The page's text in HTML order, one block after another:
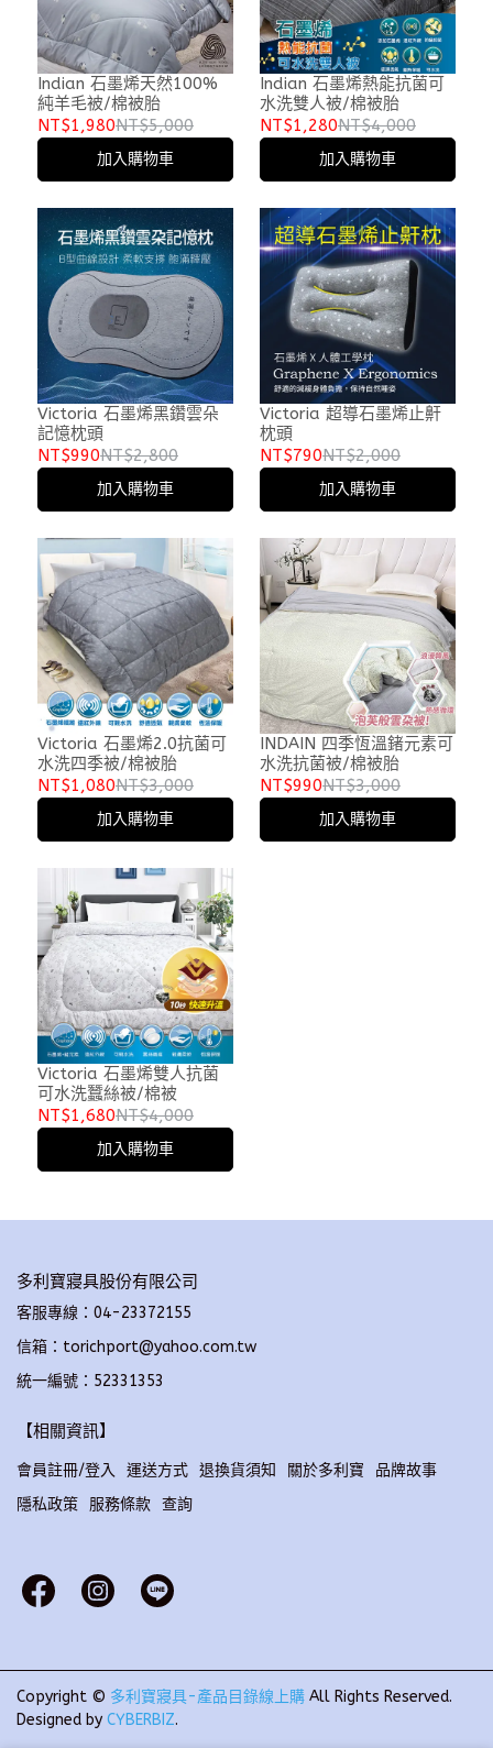
Indian 石墨烯天然100%
純羊毛被/棉被胎
NT$1,980NT$5,000
加入購物車
Indian 石墨烯熱能抗菌可
水洗雙人被/棉被胎
NT$1,280NT$4,000
加入購物車
Victoria 石墨烯黑鑽雲朵
記憶枕頭
NT$990NT$2,800
加入購物車
Victoria 超導石墨烯止鼾
枕頭
NT$790NT$2,000
加入購物車
Victoria 石墨烯2.0抗菌可
水洗四季被/棉被胎
NT$1,080NT$3,000
加入購物車
INDAIN 四季恆溫鍺元素可
水洗抗菌被/棉被胎
NT$990NT$3,000
加入購物車
Victoria 石墨烯雙人抗菌
可水洗蠶絲被/棉被
NT$1,680NT$4,000
加入購物車
多利寶寢具股份有限公司
客服專線：04-23372155
信箱：torichport@yahoo.com.tw
統一編號：52331353
【相關資訊】
會員註冊/登入 運送方式 退換貨須知 關於多利寶
品牌故事
隱私政策
服務條款 查詢
Copyright © 多利寶寢具-產品目錄線上購 All Rights Reserved.
Designed by CYBERBIZ.